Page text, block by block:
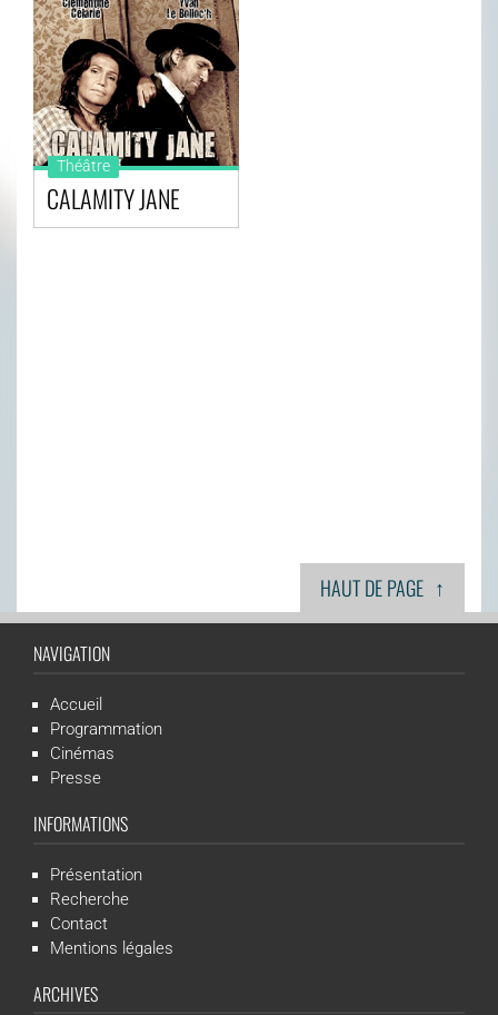
Théâtre
CALAMITY JANE
HAUT DE PAGE ↑
NAVIGATION
Accueil
Programmation
Cinémas
Presse
INFORMATIONS
Présentation
Recherche
Contact
Mentions légales
ARCHIVES